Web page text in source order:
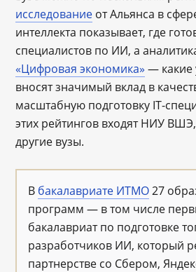
исследование от Альянса в
интеллекта показывает, где
специалистов по ИИ, а
«Цифровая экономика» — какие
вносят значимый вклад в
масштабную подготовку IT-
этих рейтингов входят НИУ
другие вузы.
В бакалавриате ИТМО27
программ ― в том числе
бакалавриат по подготовке
разработчиков ИИ, который
партнерстве со Сбером,